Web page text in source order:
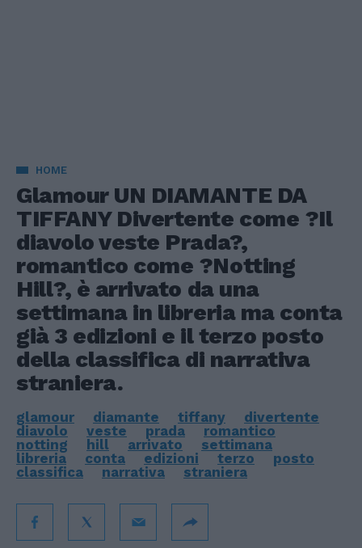
HOME
Glamour UN DIAMANTE DA
TIFFANY Divertente come ?Il
diavolo veste Prada?,
romantico come ?Notting
Hill?, è arrivato da una
settimana in libreria ma conta
già 3 edizioni e il terzo posto
della classifica di narrativa
straniera.
glamour diamante tiffany
divertente
diavolo
veste prada
romantico
notting
hill arrivato
settimana
libreria
conta edizioni terzo
posto
classifica
narrativa straniera